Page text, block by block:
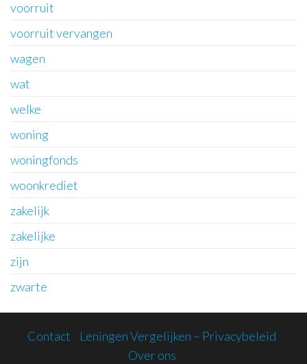
voorruit
voorruit vervangen
wagen
wat
welke
woning
woningfonds
woonkrediet
zakelijk
zakelijke
zijn
zwarte
Contact
Leningen Vergelijken – Privacybeleid
Over ons